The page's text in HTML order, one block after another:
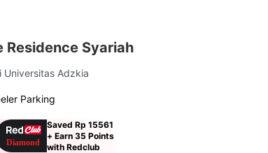
Residence Syariah
Universitas Adzkia
Parking
Saved Rp 15561
+ Earn 35 Points
with Redclub